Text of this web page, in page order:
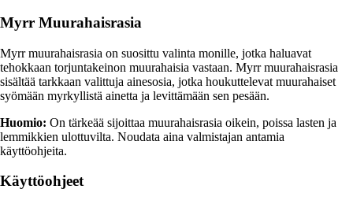
Myrr Muurahaisrasia
Myrr muurahaisrasia on suosittu valinta monille, jotka haluavat
tehokkaan torjuntakeinon muurahaisia vastaan. Myrr muurahaisrasia
sisältää tarkkaan valittuja ainesosia, jotka houkuttelevat muurahaiset
syömään myrkyllistä ainetta ja levittämään sen pesään.
Huomio: On tärkeää sijoittaa muurahaisrasia oikein, poissa lasten ja
lemmikkien ulottuvilta. Noudata aina valmistajan antamia
käyttöohjeita.
Käyttöohjeet